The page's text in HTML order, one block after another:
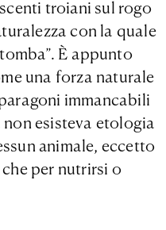
troiani sul rogo
con la quale
È appunto
una forza naturale
immancabili
non esisteva etologia
animale, eccetto
per nutrirsi o